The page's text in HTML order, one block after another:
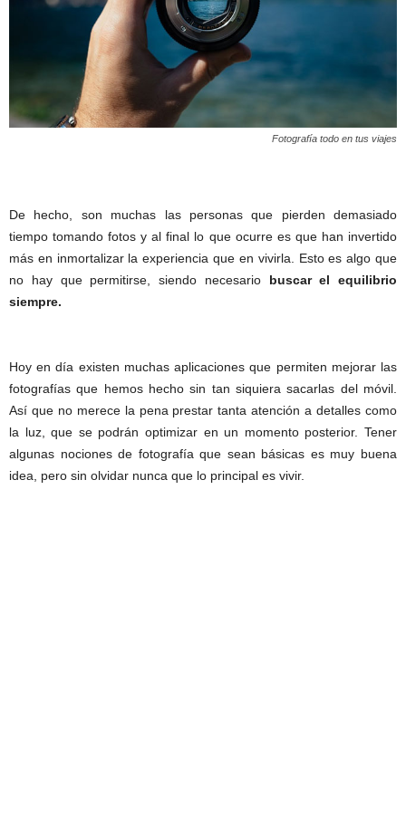
Fotografía todo en tus viajes
De hecho, son muchas las personas que pierden demasiado
tiempo tomando fotos y al final lo que ocurre es que han invertido
más en inmortalizar la experiencia que en vivirla. Esto es algo que
no hay que permitirse, siendo necesario buscar el equilibrio
siempre.
Hoy en día existen muchas aplicaciones que permiten mejorar las
fotografías que hemos hecho sin tan siquiera sacarlas del móvil.
Así que no merece la pena prestar tanta atención a detalles como
la luz, que se podrán optimizar en un momento posterior. Tener
algunas nociones de fotografía que sean básicas es muy buena
idea, pero sin olvidar nunca que lo principal es vivir.